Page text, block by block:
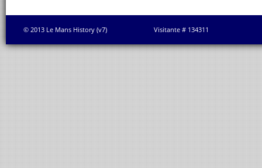
© 2013 Le Mans History (v7) Visitante # 134311